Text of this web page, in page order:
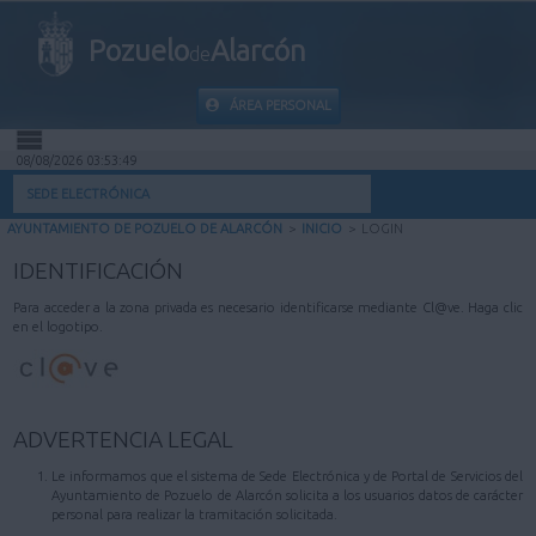
PozuelodeAlarcón
ÁREA PERSONAL
INICIO
MI CARPETA
INFORMACIÓN MUNICIPAL
AYUDA
08/08/2026 03:53:49
SEDE ELECTRÓNICA
AYUNTAMIENTO DE POZUELO DE ALARCÓN > INICIO > LOGIN
IDENTIFICACIÓN
Para acceder a la zona privada es necesario identificarse mediante Cl@ve. Haga clic
en el logotipo.
ADVERTENCIA LEGAL
Le informamos que el sistema de Sede Electrónica y de Portal de Servicios del
Ayuntamiento de Pozuelo de Alarcón solicita a los usuarios datos de carácter
personal para realizar la tramitación solicitada.